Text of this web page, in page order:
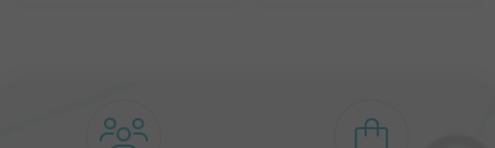
12V 5A